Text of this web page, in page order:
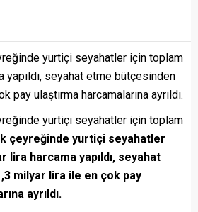
yurtiçi seyahatler için toplam
yapıldı, seyahat etme bütçesinden
pay ulaştırma harcamalarına ayrıldı.
yurtiçi seyahatler için toplam
çeyreğinde yurtiçi seyahatler
lira harcama yapıldı, seyahat
milyar lira ile en çok pay
ayrıldı.